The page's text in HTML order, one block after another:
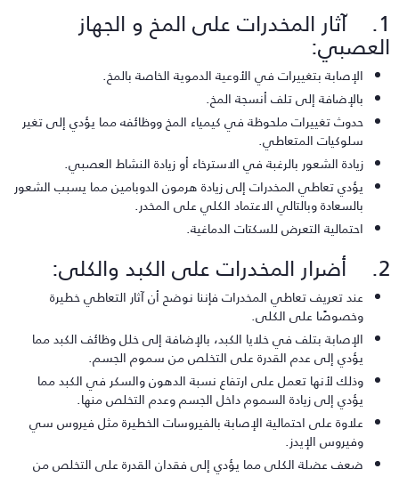
1. آثار المخدرات على المخ و الجهاز
الإصابة بتغييرات في الأوعية الدموية الخاصة بالمخ.
بالإضافة إلى تلف أنسجة المخ.
حدوث تغييرات ملحوظة في كيمياء المخ ووظائفه مما يؤدي إلى تغير
سلوكيات المتعاطي.
زيادة الشعور بالرغبة في الاسترخاء أو زيادة النشاط العصبي.
يؤدي تعاطي المخدرات إلى زيادة هرمون الدوبامين مما يسبب الشعور
بالسعادة وبالتالي الاعتماد الكلي على المخدر.
احتمالية التعرض للسكتات الدماغية.
عند تعريف تعاطي المخدرات فإننا نوضح أن آثار التعاطي خطيرة
وخصوصًا على الكلى.
الإصابة بتلف في خلايا الكبد، بالإضافة إلى خلل وظائف الكبد مما
يؤدي إلى عدم القدرة على التخلص من سموم الجسم.
وذلك لأنها تعمل على ارتفاع نسبة الدهون والسكر في الكبد مما
يؤدي إلى زيادة السموم داخل الجسم وعدم التخلص منها.
علاوة على احتمالية الإصابة بالفيروسات الخطيرة مثل فيروس سي
وفيروس الإيدز.
ضعف عضلة الكلى مما يؤدي إلى فقدان القدرة على التخلص من